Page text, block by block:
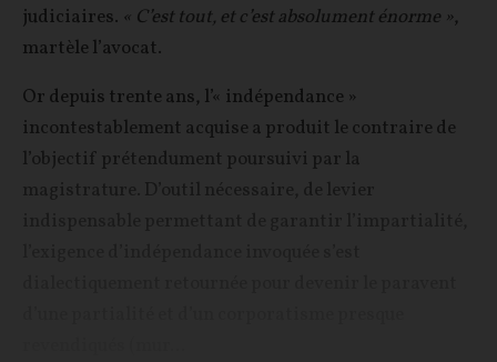
judiciaires. « C’est tout, et c’est absolument énorme »,
martèle l’avocat.
Or depuis trente ans, l’« indépendance »
incontestablement acquise a produit le contraire de
l’objectif prétendument poursuivi par la